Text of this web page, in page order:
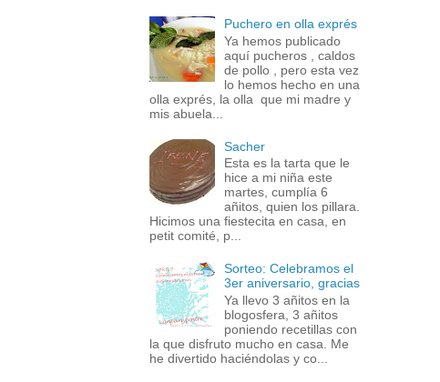
Puchero en olla exprés
Ya hemos publicado
aquí pucheros , caldos
de pollo , pero esta vez
lo hemos hecho en una
olla exprés, la olla que mi madre y
mis abuela...
Sacher
Esta es la tarta que le
hice a mi niña este
martes, cumplía 6
añitos, quien los pillara.
Hicimos una fiestecita en casa, en
petit comité, p...
Sorteo: Celebramos el
3er aniversario, gracias
Ya llevo 3 añitos en la
blogosfera, 3 añitos
poniendo recetillas con
la que disfruto mucho en casa. Me
he divertido haciéndolas y co...